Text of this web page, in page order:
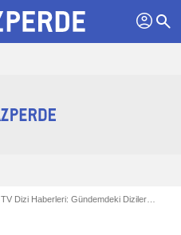
profil search
TV Dizi Haberleri: Gündemdeki Diziler